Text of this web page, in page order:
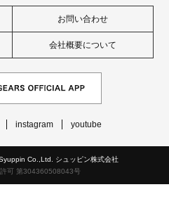
お問い合わせ
会社概要について
instagram youtube
Co.,Ltd. シュッピン株式会社
可 第304360508043号